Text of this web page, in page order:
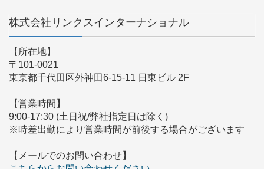
株式会社リンクスインターナショナル
【所在地】
〒101-0021
東京都千代田区外神田6-15-11 日東ビル 2F
【営業時間】
9:00-17:30 (土日祝/弊社指定日は除く)
※時差出勤により営業時間が前後する場合がございます
【メールでのお問い合わせ】
こちらからお問い合わせください